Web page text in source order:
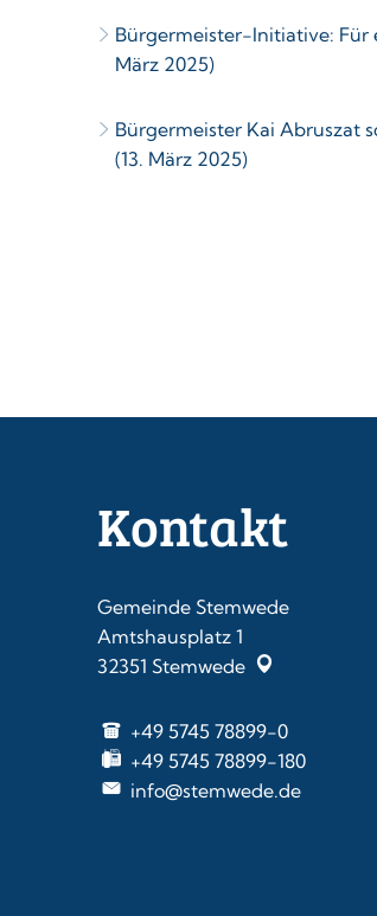
Bürgermeister-Initiative: Für
März 2025)
Bürgermeister Kai Abruszat
(13. März 2025)
Kontakt
Gemeinde Stemwede
Amtshausplatz 1
32351 Stemwede
+49 5745 78899-0
+49 5745 78899-180
info@stemwede.de